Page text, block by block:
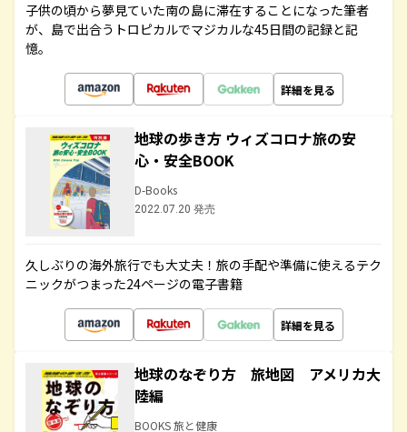
子供の頃から夢見ていた南の島に滞在することになった筆者
が、島で出合うトロピカルでマジカルな45日間の記録と記
憶。
詳細を見る
地球の歩き方 ウィズコロナ旅の安
心・安全BOOK
D-Books
2022.07.20 発売
久しぶりの海外旅行でも大丈夫！旅の手配や準備に使えるテク
ニックがつまった24ページの電子書籍
詳細を見る
地球のなぞり方 旅地図 アメリカ大
陸編
BOOKS 旅と健康